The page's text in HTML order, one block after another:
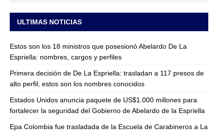
ULTIMAS NOTICIAS
Estos son los 18 ministros que posesionó Abelardo De La
Espriella: nombres, cargos y perfiles
Primera decisión de De La Espriella: trasladan a 117 presos de
alto perfil; estos son los nombres conocidos
Estados Unidos anuncia paquete de US$1.000 millones para
fortalecer la seguridad del Gobierno de Abelardo de la Espriella
Epa Colombia fue trasladada de la Escuela de Carabineros a La